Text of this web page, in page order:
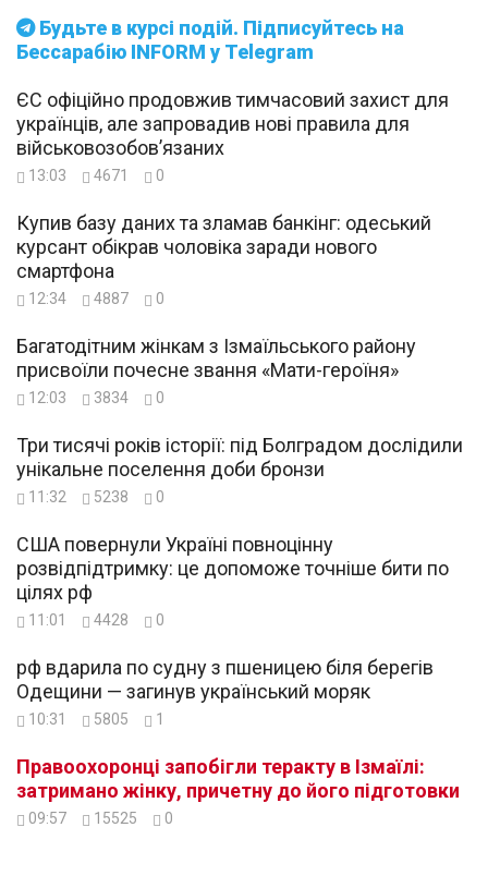
Будьте в курсі подій. Підписуйтесь на
Бессарабію INFORM у Telegram
ЄС офіційно продовжив тимчасовий захист для
українців, але запровадив нові правила для
військовозобов’язаних
13:03 4671 0
Купив базу даних та зламав банкінг: одеський
курсант обікрав чоловіка заради нового
смартфона
12:34 4887 0
Багатодітним жінкам з Ізмаїльського району
присвоїли почесне звання «Мати-героїня»
12:03 3834 0
Три тисячі років історії: під Болградом дослідили
унікальне поселення доби бронзи
11:32 5238 0
США повернули Україні повноцінну
розвідпідтримку: це допоможе точніше бити по
цілях рф
11:01 4428 0
рф вдарила по судну з пшеницею біля берегів
Одещини — загинув український моряк
10:31 5805 1
Правоохоронці запобігли теракту в Ізмаїлі:
затримано жінку, причетну до його підготовки
09:57 15525 0